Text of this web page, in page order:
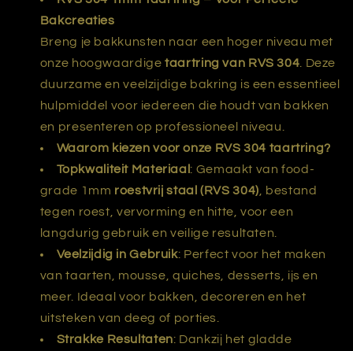
Bakcreaties
Breng je bakkunsten naar een hoger niveau met
onze hoogwaardigetaartring van RVS 304. Deze
duurzame en veelzijdige bakring is een essentieel
hulpmiddel voor iedereen die houdt van bakken
en presenteren op professioneel niveau.
Waarom kiezen voor onze RVS 304 taartring?
Topkwaliteit Materiaal : Gemaakt van food-
grade 1mm roestvrij staal (RVS 304), bestand
tegen roest, vervorming en hitte, voor een
langdurig gebruik en veilige resultaten.
Veelzijdig in Gebruik: Perfect voor het maken
van taarten, mousse, quiches, desserts, ijs en
meer. Ideaal voor bakken, decoreren en het
uitsteken van deeg of porties.
Strakke Resultaten: Dankzij het gladde